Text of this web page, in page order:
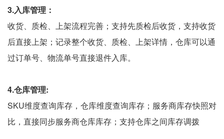
3.入库管理：
收货、质检、上架流程完善；支持先质检后收货，支持收货
后直接上架；记录整个收货、质检、上架详情，仓库可以通
过订单号、物流单号直接退件入库。
4.仓库管理:
SKU维度查询库存，仓库维度查询库存；服务商库存快照对
比，直接同步服务商仓库库存；支持仓库之间库存调拨